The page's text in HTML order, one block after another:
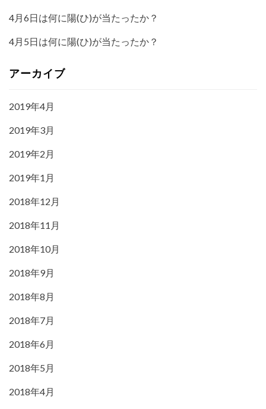
4月6日は何に陽(ひ)が当たったか？
4月5日は何に陽(ひ)が当たったか？
アーカイブ
2019年4月
2019年3月
2019年2月
2019年1月
2018年12月
2018年11月
2018年10月
2018年9月
2018年8月
2018年7月
2018年6月
2018年5月
2018年4月